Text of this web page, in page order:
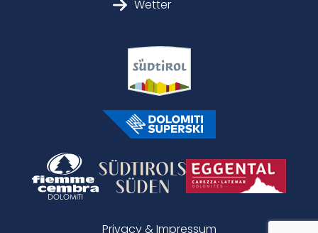
Wetter
Privacy & Impressum